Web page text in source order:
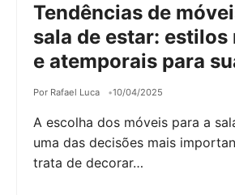
Tendências de
sala de estar: estilos
e atemporais para
Por Rafael Luca 10/04/2025
A escolha dos móveis para a
uma das decisões mais
trata de decorar…